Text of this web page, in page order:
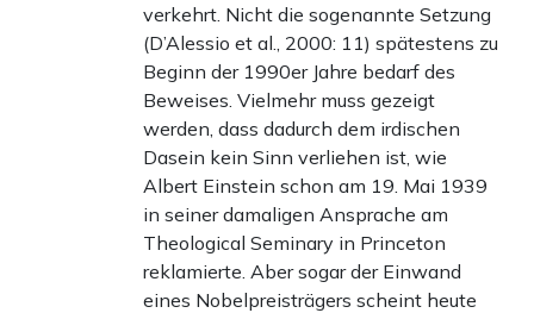
verkehrt. Nicht die sogenannte Setzung
(D’Alessio et al., 2000: 11) spätestens zu
Beginn der 1990er Jahre bedarf des
Beweises. Vielmehr muss gezeigt
werden, dass dadurch dem irdischen
Dasein kein Sinn verliehen ist, wie
Albert Einstein schon am 19. Mai 1939
in seiner damaligen Ansprache am
Theological Seminary in Princeton
reklamierte. Aber sogar der Einwand
eines Nobelpreisträgers scheint heute